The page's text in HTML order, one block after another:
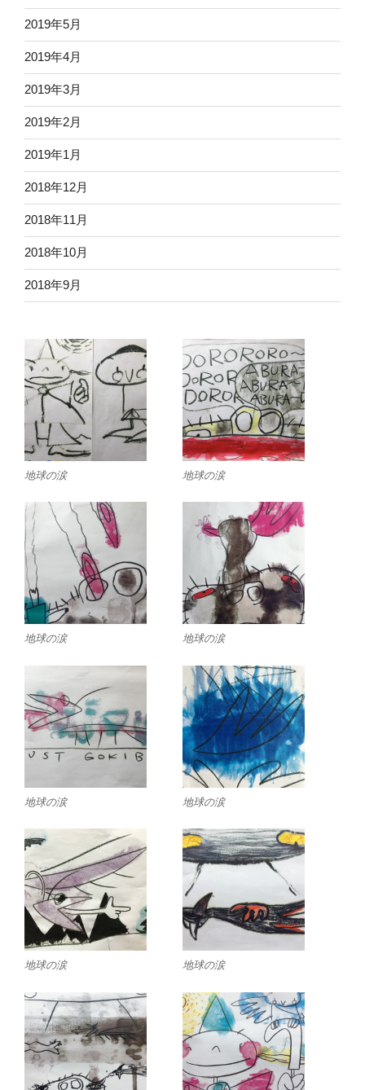
2019年5月
2019年4月
2019年3月
2019年2月
2019年1月
2018年12月
2018年11月
2018年10月
2018年9月
地球の涙 地球の涙
地球の涙 地球の涙
地球の涙 地球の涙
地球の涙 地球の涙